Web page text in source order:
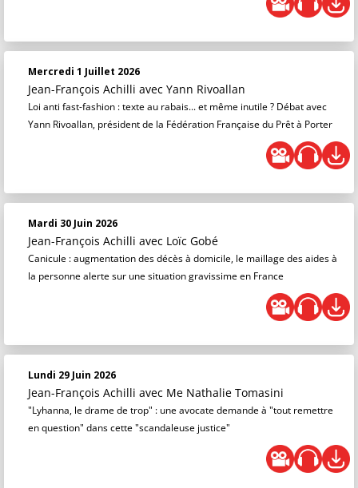
Mercredi 1 Juillet 2026
Jean-François Achilli avec Yann Rivoallan
Loi anti fast-fashion : texte au rabais... et même inutile ? Débat avec
Yann Rivoallan, président de la Fédération Française du Prêt à Porter
Mardi 30 Juin 2026
Jean-François Achilli avec Loïc Gobé
Canicule : augmentation des décès à domicile, le maillage des aides à
la personne alerte sur une situation gravissime en France
Lundi 29 Juin 2026
Jean-François Achilli avec Me Nathalie Tomasini
"Lyhanna, le drame de trop" : une avocate demande à "tout remettre
en question" dans cette "scandaleuse justice"